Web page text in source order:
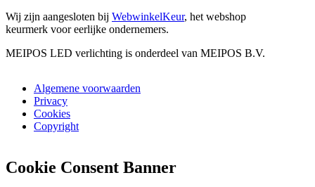
Wij zijn aangesloten bij WebwinkelKeur, het webshop
keurmerk voor eerlijke ondernemers.
MEIPOS LED verlichting is onderdeel van MEIPOS B.V.
Algemene voorwaarden
Privacy
Cookies
Copyright
Cookie Consent Banner